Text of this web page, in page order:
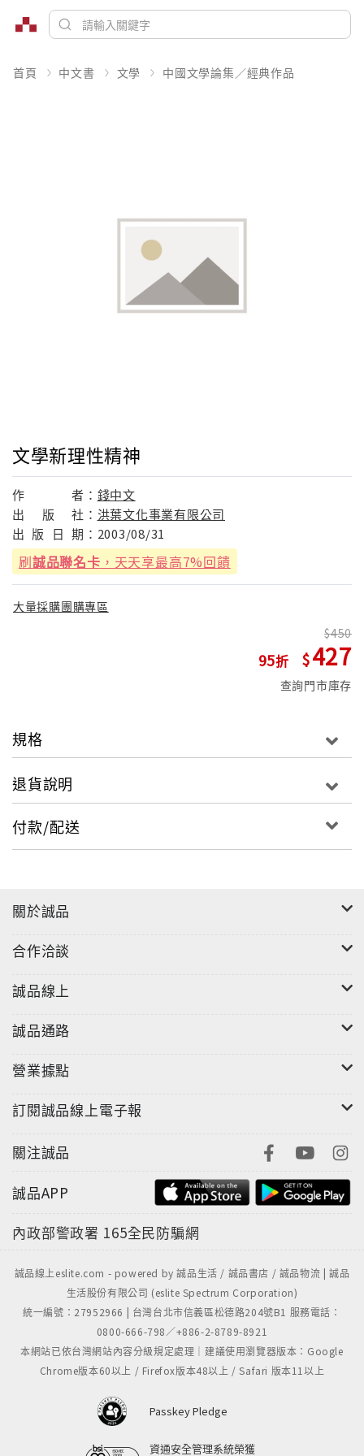
首頁 中文書 文學 中國文學論集／經典作品
文學新理性精神
作 者： 錢中文
出
版 社： 洪葉文化事業有限公司
出 版 日 期： 2003/08/31
刷誠品聯名卡 ，天天享最高7%回饋
大量採購團購專區
95
450
427
查詢門市庫存
規格
退貨說明
付款/配送
關於誠品
合作洽談
誠品線上
誠品通路
營業據點
訂閱誠品線上電子報
關注誠品
誠品APP
內政部警政署 165全民防騙網
誠品線上eslite.com - powered by 誠品生活 / 誠品書店 / 誠品物流 | 誠品
生活股份有限公司 (eslite Spectrum Corporation)
統一編號：27952966 | 台灣台北市信義區松德路204號B1 服務電話：
0800-666-798／+886-2-8789-8921
本網站已依台灣網站內容分級規定處理｜建議使用瀏覽器版本：Google
Chrome版本60以上 / Firefox版本48以上 / Safari 版本11以上
Passkey Pledge
資通安全管理系統榮獲